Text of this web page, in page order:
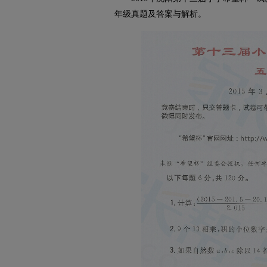
年级真题及答案与解析。